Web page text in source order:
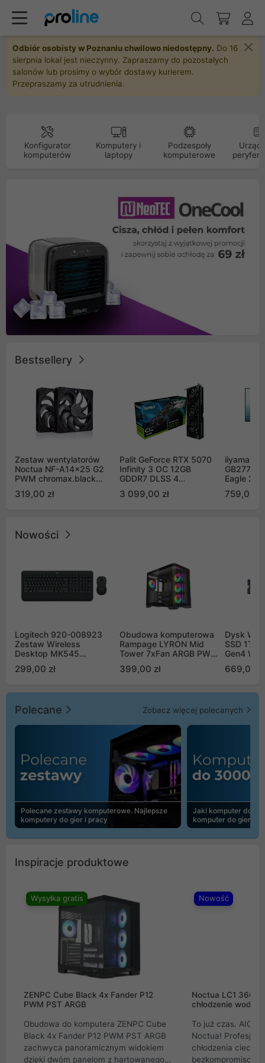
Odbiór osobisty w Poznaniu chwilowo niedostępny. Do 16
sierpnia lokal jest nieczynny. Zapraszamy do pozostałych
salonów lub prosimy o wybór dostawy kurierem.
Przepraszamy za utrudnienia.
Konfigurator
komputerów
Komputery i
laptopy
Podzespoły
komputerowe
Bestsellery
Zestaw wentylatorów
Noctua NF-A14x25 G2
PWM chromax.black
Push Pull (2szt)
319,00 zł
Palit GeForce RTX 5070
Infinity 3 OC 12GB
GDDR7 DLSS 4
GB2050S)
3 099,00 zł
iiyama G-
Eagle 27"
759,00 zł
Nowości
Logitech 920-008923
Zestaw Wireless
Desktop MK545
299,00 zł
Obudowa komputerowa
Rampage LYRON Mid
Tower 7xFan ARGB PWM
399,00 zł
Dysk WD
SSD 1TB
Gen4
669,00
Polecane Zobacz więcej polecanych
Polecane zestawy komputerowe. Najlepsze
komputery do gier i pracy
Jaki komputer do
komputer do gier |
Inspiracje produktowe
Wysyłka gratis
ZENPC Cube Black 4x Fander P12
PWM PST ARGB
Obudowa do komputera ZENPC Cube
Black 4x Fander P12 PWM PST ARGB
zachwyca panoramicznym widokiem
dzięki dwóm panelom z hartowanego
Nowość
Noctua LC1
chłodzenie wodne
To już czas. AIO
Noctua!
chłodzenia cieczą